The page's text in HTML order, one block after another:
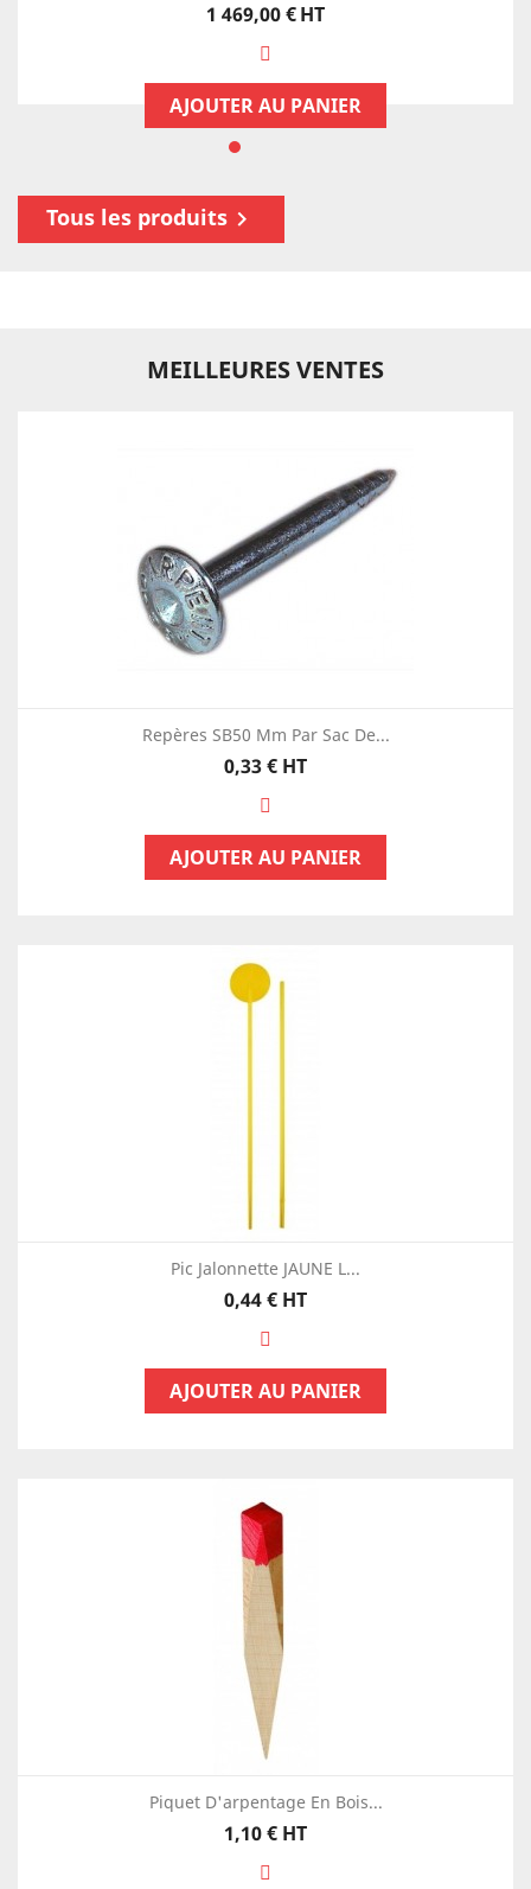
Prix
1 469,00 €HT
AJOUTER AU PANIER
Tous les produits 
MEILLEURES VENTES
Repères SB50 Mm Par Sac De...
Prix
0,33 € HT
AJOUTER AU PANIER
Pic Jalonnette JAUNE L...
Prix
0,44 € HT
AJOUTER AU PANIER
Piquet D'arpentage En Bois...
Prix
1,10 € HT